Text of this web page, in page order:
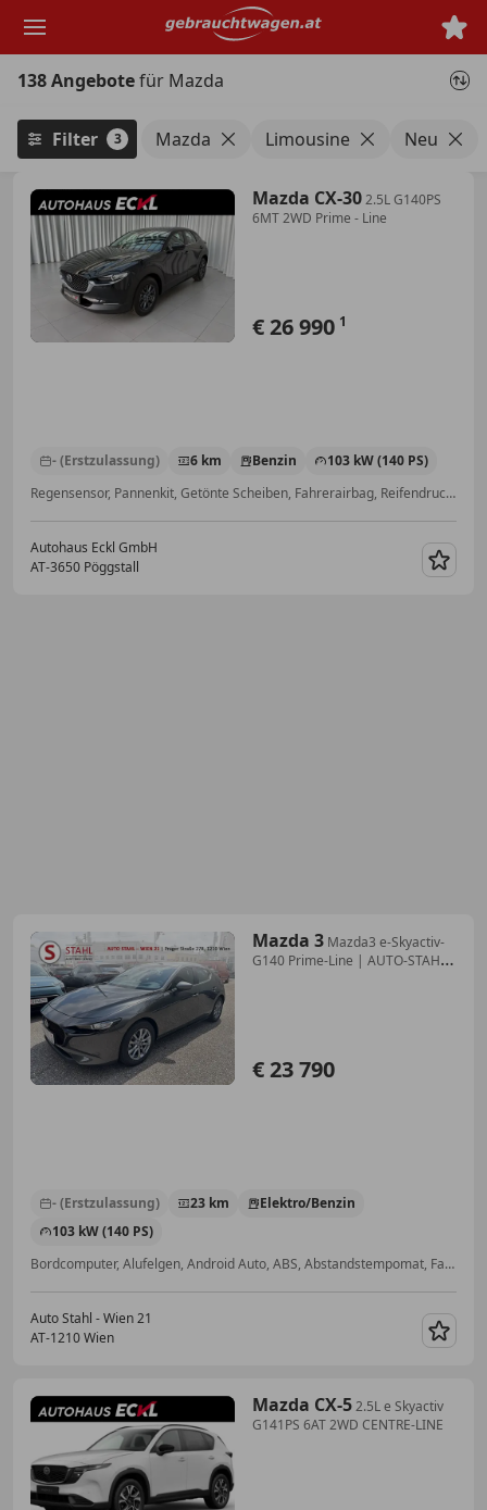
Hauptinhalt
138 Angebotefür Mazda
Filter 3 Mazda Limousine Neu
Mazda CX-302.5L G140PS
6MT 2WD Prime - Line
€ 26 990 1
- (Erstzulassung) 6 km Benzin
103 kW (140 PS)
Regensensor, Pannenkit, Getönte Scheiben, Fahrerairbag, Reifendruckkontrollsystem, Stahlfelgen, Navigationssystem, Totwinkel-Assistent
Autohaus Eckl GmbH
AT-3650 Pöggstall
Mazda 3 Mazda3 e-Skyactiv-
G140 Prime-Line | AUTO-STAHL
€ 23 790
- (Erstzulassung) 23 km
Elektro/Benzin
103 kW (140 PS)
Bordcomputer, Alufelgen, Android Auto, ABS, Abstandstempomat, Fahrerairbag, Einparkhilfe Rückfahrkamera, Fernlichtassistent
Auto Stahl - Wien 21
AT-1210 Wien
Mazda CX-52.5L e Skyactiv
G141PS 6AT 2WD CENTRE-LINE